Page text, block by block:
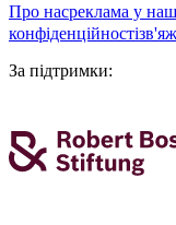
про насреклама у
конфіденційності
За підтримки: